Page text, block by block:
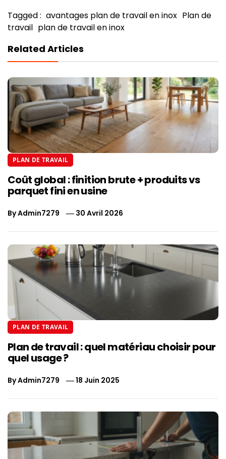
Tagged : avantages plan de travail en inox Plan de
travail plan de travail en inox
Related Articles
PLAN DE TRAVAIL
Coût global : finition brute + produits vs
parquet fini en usine
ByAdmin7279 30 Avril 2026
PLAN DE TRAVAIL
Plan de travail : quel matériau choisir pour
quel usage ?
ByAdmin7279 18 Juin 2025